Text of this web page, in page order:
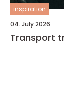
inspiration
04. July 2026
Transport